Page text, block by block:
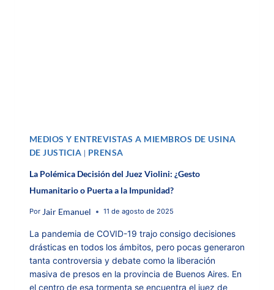
MEDIOS Y ENTREVISTAS A MIEMBROS DE USINA
DE JUSTICIA
PRENSA
La Polémica Decisión del Juez Violini: ¿Gesto
Humanitario o Puerta a la Impunidad?
Por Jair Emanuel 11 de agosto de 2025
La pandemia de COVID-19 trajo consigo decisiones
drásticas en todos los ámbitos, pero pocas generaron
tanta controversia y debate como la liberación
masiva de presos en la provincia de Buenos Aires. En
el centro de esa tormenta se encuentra el juez de